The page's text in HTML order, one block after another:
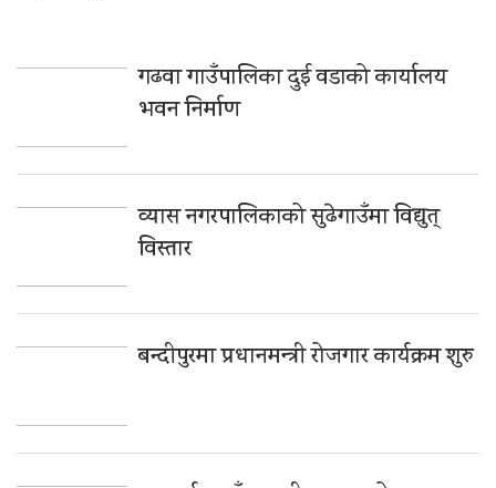
गढवा गाउँपालिका दुई वडाको कार्यालय
भवन निर्माण
व्यास नगरपालिकाको सुढेगाउँमा विद्युत्
विस्तार
बन्दीपुरमा प्रधानमन्त्री रोजगार कार्यक्रम शुरु